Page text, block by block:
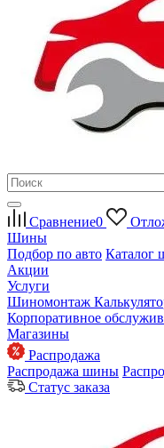
Сравнение0
Шины
Подбор по авто Каталог
Акции
Услуги
Шиномонтаж
Корпоративное
Магазины
Распродажа
Распродажа шины
Статус заказа